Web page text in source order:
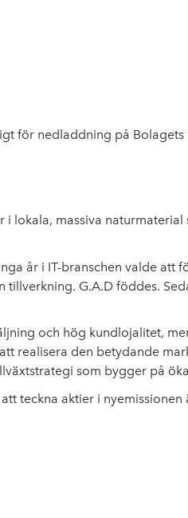
för nedladdning på Bolagets
lokala, massiva
år i IT-branschen valde
G.A.D föddes.
och hög kundlojalitet,
realisera den betydande
som bygger på
teckna aktier i